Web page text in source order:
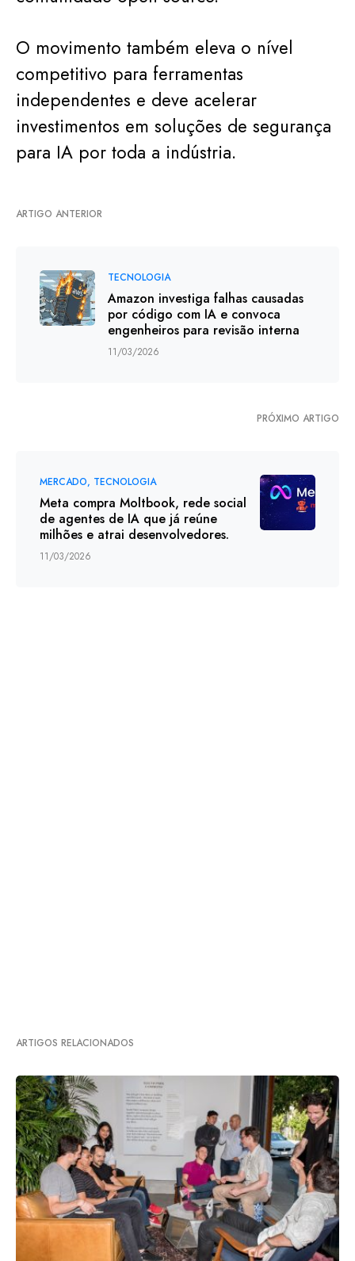
O movimento também eleva o nível
competitivo para ferramentas
independentes e deve acelerar
investimentos em soluções de segurança
para IA por toda a indústria.
ARTIGO ANTERIOR
TECNOLOGIA
Amazon investiga falhas causadas
por código com IA e convoca
engenheiros para revisão interna
11/03/2026
PRÓXIMO ARTIGO
MERCADO TECNOLOGIA
Meta compra Moltbook, rede social
de agentes de IA que já reúne
milhões e atrai desenvolvedores.
11/03/2026
ARTIGOS RELACIONADOS